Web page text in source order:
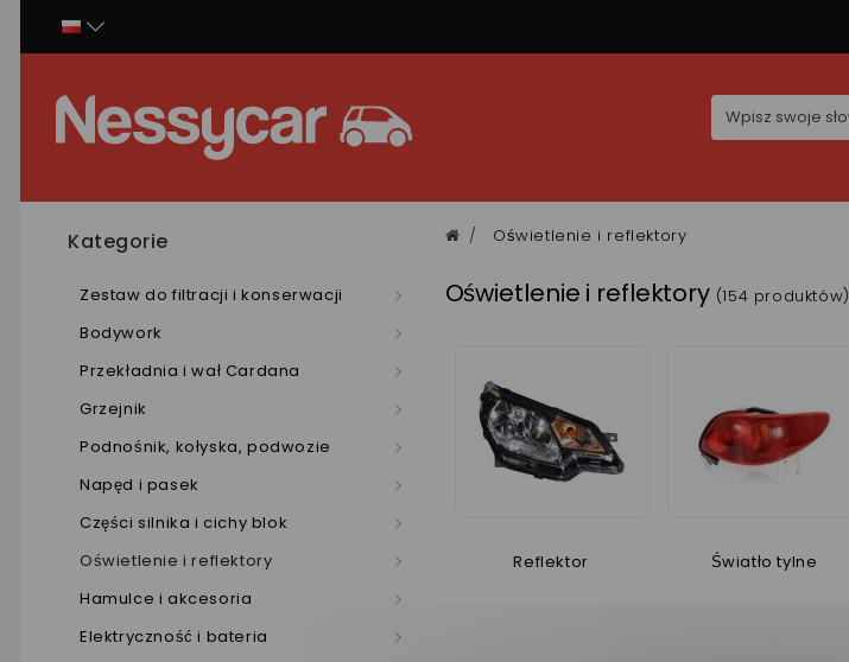
Kategorie
Zestaw do filtracji i konserwacji
Bodywork
Przekładnia i wał Cardana
Grzejnik
Podnośnik, kołyska, podwozie
Napęd i pasek
Części silnika i cichy blok
Oświetlenie i reflektory
Hamulce i akcesoria
Elektryczność i bateria
Oświetlenie i reflektory
Oświetlenie i reflektory (154 produktów)
Reflektor Światło tylne